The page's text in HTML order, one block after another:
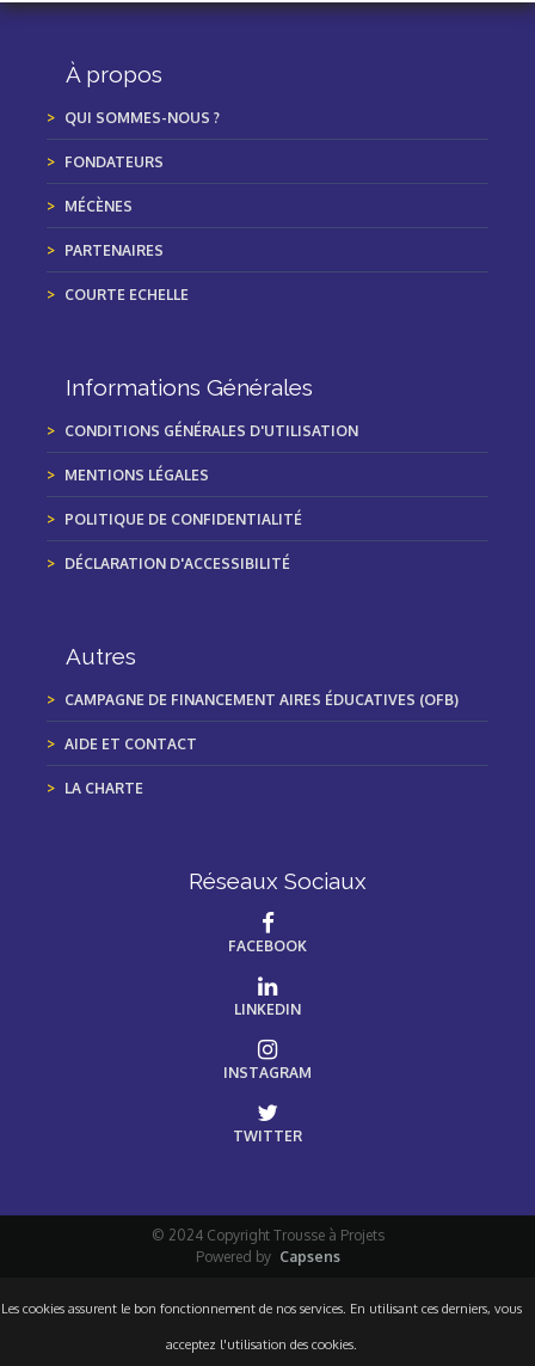
À propos
QUI SOMMES-NOUS ?
FONDATEURS
MÉCÈNES
PARTENAIRES
COURTE ECHELLE
Informations Générales
CONDITIONS GÉNÉRALES D'UTILISATION
MENTIONS LÉGALES
POLITIQUE DE CONFIDENTIALITÉ
DÉCLARATION D'ACCESSIBILITÉ
Autres
CAMPAGNE DE FINANCEMENT AIRES ÉDUCATIVES (OFB)
AIDE ET CONTACT
LA CHARTE
Réseaux Sociaux
FACEBOOK
LINKEDIN
INSTAGRAM
TWITTER
© 2024 Copyright Trousse à Projets
Powered by Capsens
Les cookies assurent le bon fonctionnement de nos services. En utilisant ces derniers, vous
acceptez l'utilisation des cookies.